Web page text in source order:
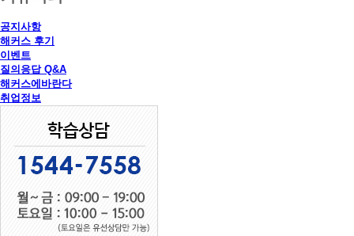
공지사항
해커스 후기
이벤트
질의응답 Q&A
해커스에바란다
취업정보